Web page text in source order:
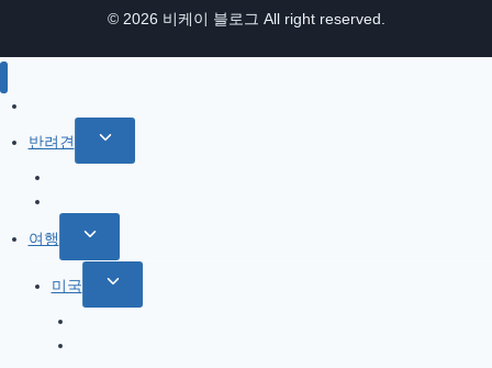
© 2026 비케이 블로그 All right reserved.
반려견
Toggle
child
여행
Toggle
child
menu
미국
Toggle
child